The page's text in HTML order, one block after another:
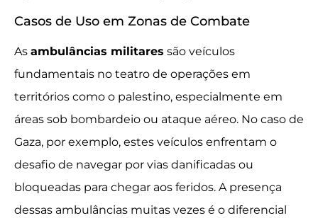
Casos de Uso em Zonas de Combate
As ambulâncias militares são veículos
fundamentais no teatro de operações em
territórios como o palestino, especialmente em
áreas sob bombardeio ou ataque aéreo. No caso de
Gaza, por exemplo, estes veículos enfrentam o
desafio de navegar por vias danificadas ou
bloqueadas para chegar aos feridos. A presença
dessas ambulâncias muitas vezes é o diferencial